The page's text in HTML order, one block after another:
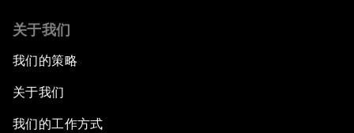
关于我们
我们的策略
关于我们
我们的工作方式